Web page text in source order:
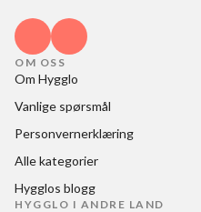
OM OSS
Om Hygglo
Vanlige spørsmål
Personvernerklæring
Alle kategorier
Hygglos blogg
HYGGLO I ANDRE LAND